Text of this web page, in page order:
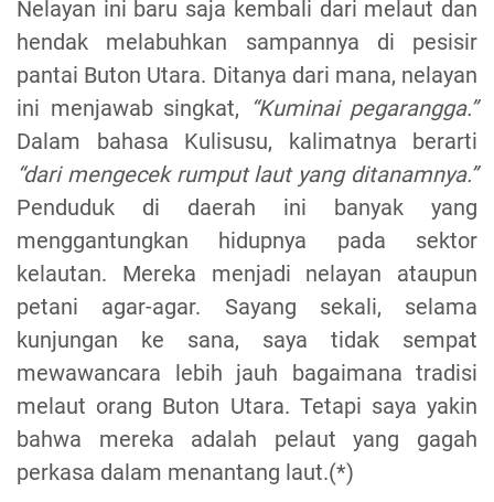
Nelayan ini baru saja kembali dari melaut dan
hendak melabuhkan sampannya di pesisir
pantai Buton Utara. Ditanya dari mana, nelayan
ini menjawab singkat, “Kuminai pegarangga.”
Dalam bahasa Kulisusu, kalimatnya berarti
“dari mengecek rumput laut yang ditanamnya.”
Penduduk di daerah ini banyak yang
menggantungkan hidupnya pada sektor
kelautan. Mereka menjadi nelayan ataupun
petani agar-agar. Sayang sekali, selama
kunjungan ke sana, saya tidak sempat
mewawancara lebih jauh bagaimana tradisi
melaut orang Buton Utara. Tetapi saya yakin
bahwa mereka adalah pelaut yang gagah
perkasa dalam menantang laut.(*)